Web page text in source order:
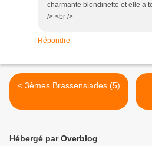
charmante blondinette et elle a
/> <br />
Répondre
< 3èmes Brassensiades (5)
Hébergé par Overblog